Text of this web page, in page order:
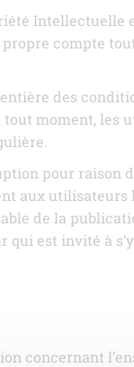
compte
des
tout moment, les
pour raison
aux utilisateurs
de la
est invité à
concernant